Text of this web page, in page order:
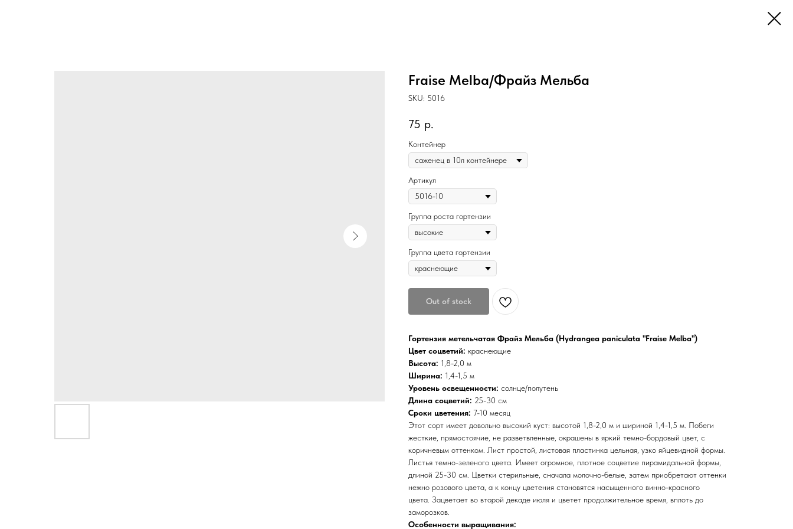
Fraise Melba/Фрайз Мельба
SKU: 5016
75 р.
Контейнер
Артикул
Группа роста гортензии
Группа цвета гортензии
Out of stock
Гортензия метельчатая Фрайз Мельба (Hydrangea paniculata "Fraise Melba")
Цвет соцветий: краснеющие
Высота: 1,8-2,0 м
Ширина: 1,4-1,5 м
Уровень освещенности: солнце/полутень
Длина соцветий: 25-30 см
Сроки цветения: 7-10 месяц
Этот сорт имеет довольно высокий куст: высотой 1,8-2,0 м и шириной 1,4-1,5 м. Побеги
жесткие, прямостоячие, не разветвленные, окрашены в яркий темно-бордовый цвет, с
коричневым оттенком. Лист простой, листовая пластинка цельная, узко яйцевидной формы.
Листья темно-зеленого цвета. Имеет огромное, плотное соцветие пирамидальной формы,
длиной 25-30 см. Цветки стерильные, сначала молочно-белые, затем приобретают оттенки
нежно розового цвета, а к концу цветения становятся насыщенного винно-красного
цвета. Зацветает во второй декаде июля и цветет продолжительное время, вплоть до
заморозков.
Особенности выращивания: